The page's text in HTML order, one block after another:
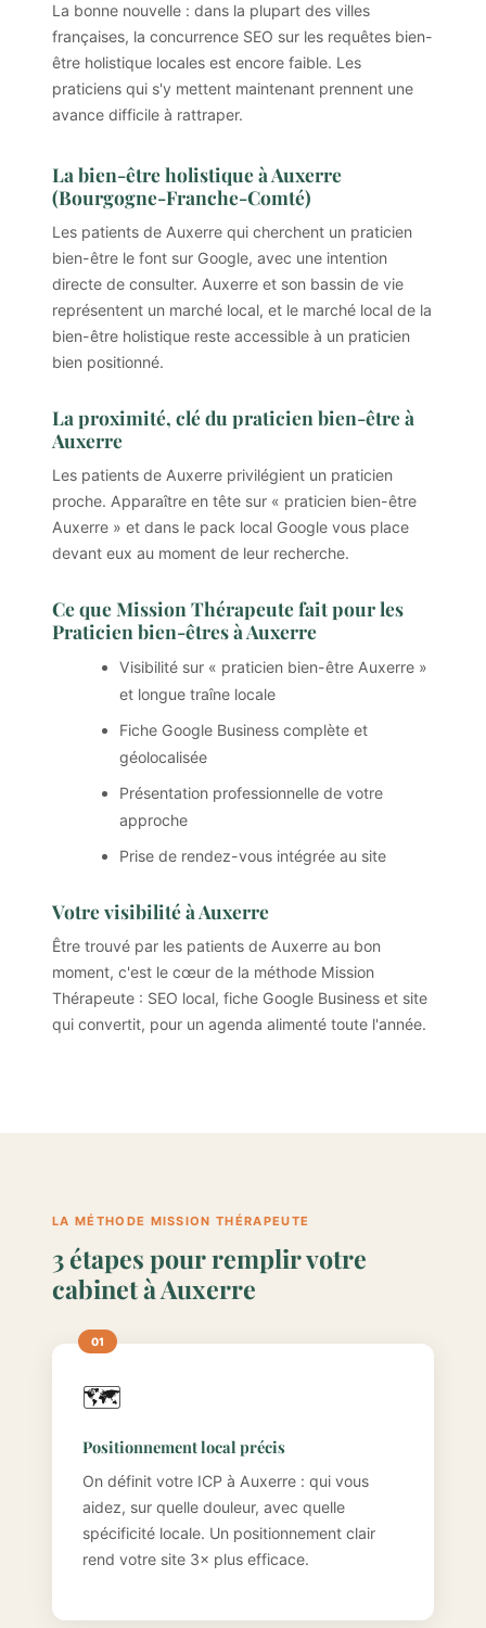
La bonne nouvelle : dans la plupart des villes
françaises, la concurrence SEO sur les requêtes bien-
être holistique locales est encore faible. Les
praticiens qui s'y mettent maintenant prennent une
avance difficile à rattraper.
La bien-être holistique à Auxerre
(Bourgogne-Franche-Comté)
Les patients de Auxerre qui cherchent un praticien
bien-être le font sur Google, avec une intention
directe de consulter. Auxerre et son bassin de vie
représentent un marché local, et le marché local de la
bien-être holistique reste accessible à un praticien
bien positionné.
La proximité, clé du praticien bien-être à
Auxerre
Les patients de Auxerre privilégient un praticien
proche. Apparaître en tête sur « praticien bien-être
Auxerre » et dans le pack local Google vous place
devant eux au moment de leur recherche.
Ce que Mission Thérapeute fait pour les
Praticien bien-êtres à Auxerre
Visibilité sur « praticien bien-être Auxerre »
et longue traîne locale
Fiche Google Business complète et
géolocalisée
Présentation professionnelle de votre
approche
Prise de rendez-vous intégrée au site
Votre visibilité à Auxerre
Être trouvé par les patients de Auxerre au bon
moment, c'est le cœur de la méthode Mission
Thérapeute : SEO local, fiche Google Business et site
qui convertit, pour un agenda alimenté toute l'année.
LA MÉTHODE MISSION THÉRAPEUTE
3 étapes pour remplir votre
cabinet à Auxerre
🗺️
Positionnement local précis
On définit votre ICP à Auxerre : qui vous
aidez, sur quelle douleur, avec quelle
spécificité locale. Un positionnement clair
rend votre site 3× plus efficace.